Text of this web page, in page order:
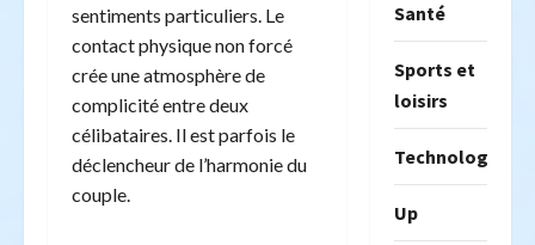
sentiments particuliers. Le
contact physique non forcé
crée une atmosphère de
complicité entre deux
célibataires. Il est parfois le
déclencheur de l’harmonie du
couple.
Santé
Sports et
loisirs
Technologie
Up